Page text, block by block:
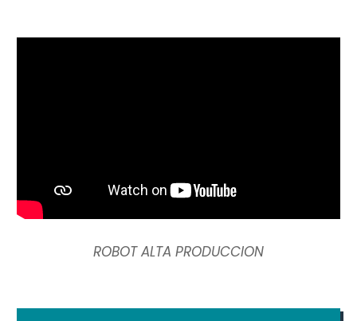
ROBOT ALTA PRODUCCION